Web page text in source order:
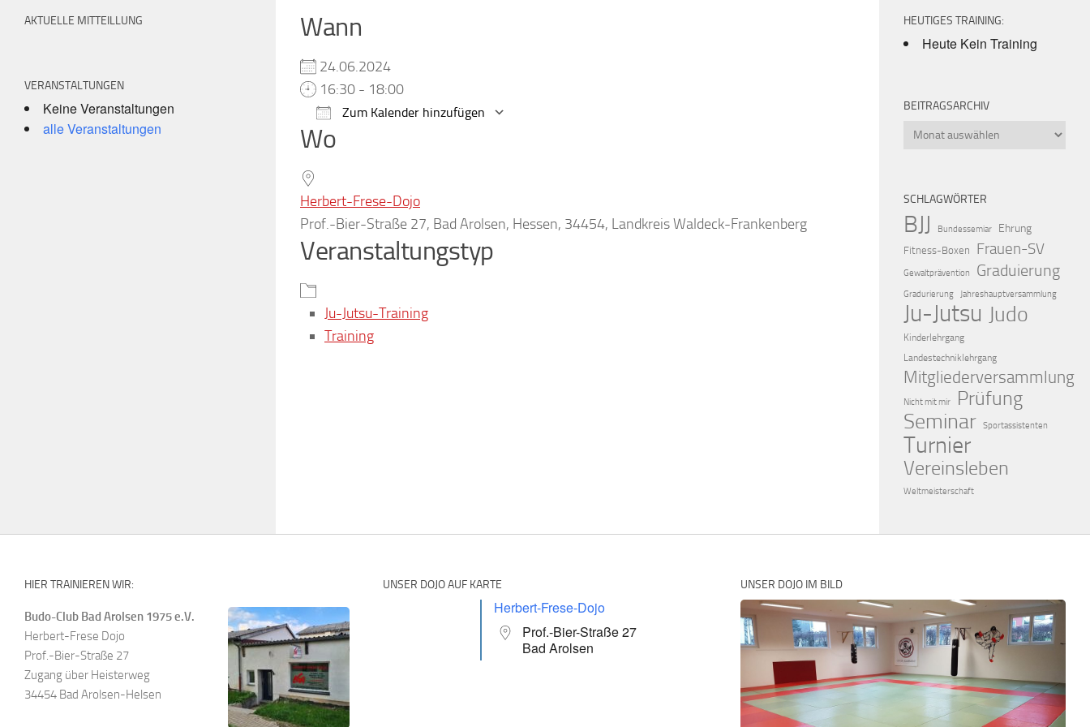
Wann
24.06.2024
16:30 - 18:00
Zum Kalender hinzufügen
ICS herunterladen
Wo
Herbert-Frese-Dojo
Prof.-Bier-Straße 27, Bad Arolsen, Hessen, 34454, Landkreis Waldeck-Frankenberg
Veranstaltungstyp
Ju-Jutsu-Training
Training
AKTUELLE MITTEILLUNG
VERANSTALTUNGEN
Keine Veranstaltungen
alle Veranstaltungen
HEUTIGES TRAINING:
Heute Kein Training
BEITRAGSARCHIV
Beitragsarchiv
SCHLAGWÖRTER
BJJ Bundessemiar Ehrung
Fitness-Boxen Frauen-SV
Gewaltprävention Graduierung
Gradurierung Jahreshauptversammlung
Ju-Jutsu Judo
Kinderlehrgang
Landestechniklehrgang
Mitgliederversammlung
Nicht mit mir Prüfung
Seminar Sportassistenten
Turnier
Vereinsleben
Weltmeisterschaft
HIER TRAINIEREN WIR:
Budo-Club Bad Arolsen 1975 e.V.
Herbert-Frese Dojo
Prof.-Bier-Straße 27
Zugang über Heisterweg
34454 Bad Arolsen-Helsen
UNSER DOJO AUF KARTE
Herbert-Frese-Dojo
Prof.-Bier-Straße 27
Bad Arolsen
UNSER DOJO IM BILD